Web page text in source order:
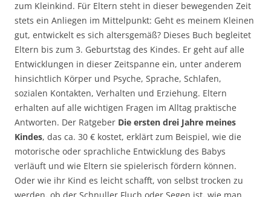
zum Kleinkind. Für Eltern steht in dieser bewegenden Zeit
stets ein Anliegen im Mittelpunkt: Geht es meinem Kleinen
gut, entwickelt es sich altersgemäß? Dieses Buch begleitet
Eltern bis zum 3. Geburtstag des Kindes. Er geht auf alle
Entwicklungen in dieser Zeitspanne ein, unter anderem
hinsichtlich Körper und Psyche, Sprache, Schlafen,
sozialen Kontakten, Verhalten und Erziehung. Eltern
erhalten auf alle wichtigen Fragen im Alltag praktische
Antworten. Der Ratgeber Die ersten drei Jahre meines
Kindes, das ca. 30 € kostet, erklärt zum Beispiel, wie die
motorische oder sprachliche Entwicklung des Babys
verläuft und wie Eltern sie spielerisch fördern können.
Oder wie ihr Kind es leicht schafft, von selbst trocken zu